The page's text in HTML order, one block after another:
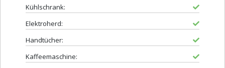
Kühlschrank:
Elektroherd:
Handtücher:
Kaffeemaschine: